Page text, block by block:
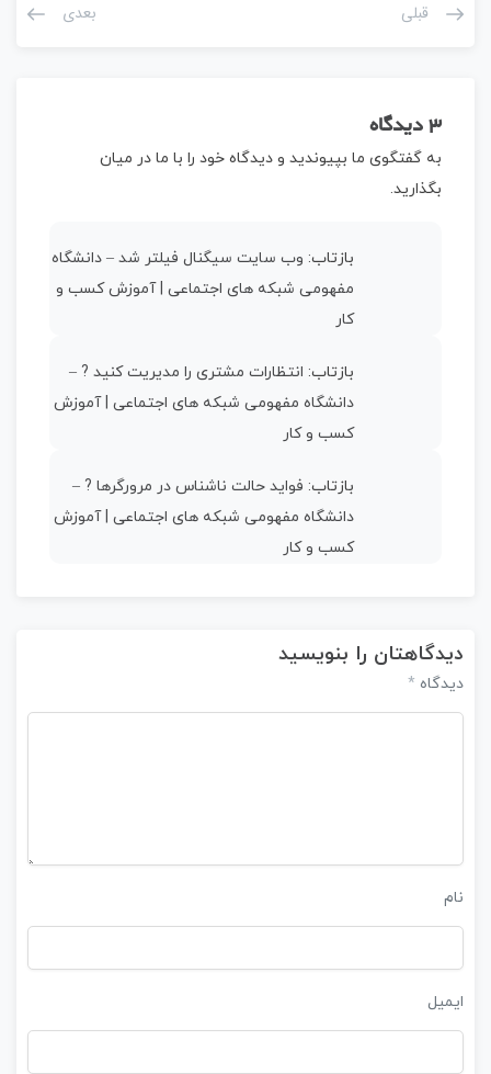
قبلی بعدی
3 دیدگاه
به گفتگوی ما بپیوندید و دیدگاه خود را با ما در میان
بگذارید.
بازتاب: وب سایت سیگنال فیلتر شد – دانشگاه
مفهومی شبکه های اجتماعی | آموزش کسب و
کار
بازتاب: انتظارات مشتری را مدیریت کنید ? –
دانشگاه مفهومی شبکه های اجتماعی | آموزش
کسب و کار
بازتاب: فواید حالت ناشناس در مرورگرها ? –
دانشگاه مفهومی شبکه های اجتماعی | آموزش
کسب و کار
دیدگاهتان را بنویسید
دیدگاه *
نام
ایمیل